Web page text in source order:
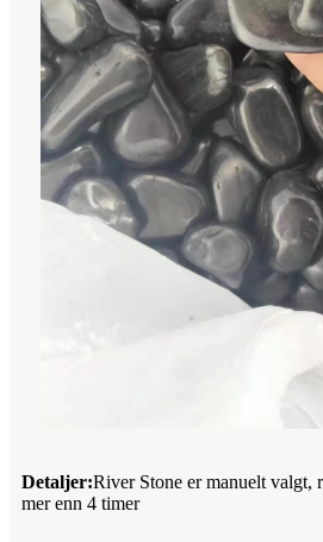
Detaljer:River Stone er manuelt valgt,
mer enn 4 timer